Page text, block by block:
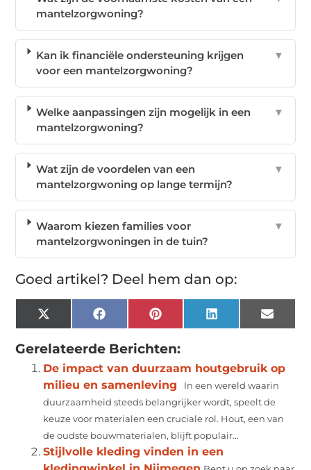
mantelzorgwoning?
Kan ik financiële ondersteuning krijgen
voor een mantelzorgwoning?
▼
Welke aanpassingen zijn mogelijk in een
mantelzorgwoning?
▼
Wat zijn de voordelen van een
mantelzorgwoning op lange termijn?
▼
Waarom kiezen families voor
mantelzorgwoningen in de tuin?
▼
Goed artikel? Deel hem dan op:
X
(Twitter)
Facebook Pinterest LinkedIn Email
Gerelateerde Berichten:
De impact van duurzaam houtgebruik op
milieu en samenleving
In een wereld waarin
duurzaamheid steeds belangrijker wordt, speelt de
keuze voor materialen een cruciale rol. Hout, een van
de oudste bouwmaterialen, blijft populair...
Stijlvolle kleding vinden in een